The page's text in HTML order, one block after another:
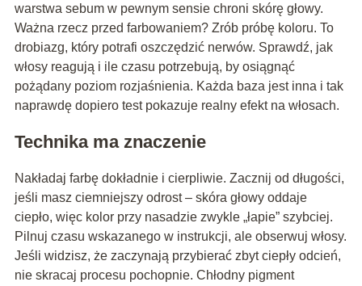
warstwa sebum w pewnym sensie chroni skórę głowy.
Ważna rzecz przed farbowaniem? Zrób próbę koloru. To
drobiazg, który potrafi oszczędzić nerwów. Sprawdź, jak
włosy reagują i ile czasu potrzebują, by osiągnąć
pożądany poziom rozjaśnienia. Każda baza jest inna i tak
naprawdę dopiero test pokazuje realny efekt na włosach.
Technika ma znaczenie
Nakładaj farbę dokładnie i cierpliwie. Zacznij od długości,
jeśli masz ciemniejszy odrost – skóra głowy oddaje
ciepło, więc kolor przy nasadzie zwykle „łapie” szybciej.
Pilnuj czasu wskazanego w instrukcji, ale obserwuj włosy.
Jeśli widzisz, że zaczynają przybierać zbyt ciepły odcień,
nie skracaj procesu pochopnie. Chłodny pigment